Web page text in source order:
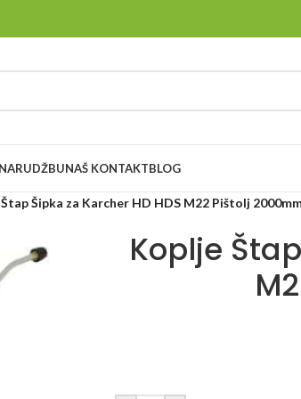
NAŠ KONTAKTBLOG
Šipka za Karcher HD HDS M22 Pištolj
Koplje